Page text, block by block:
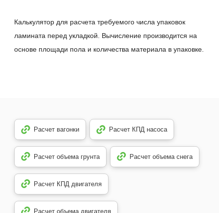
Калькулятор для расчета требуемого числа упаковок
ламината перед укладкой. Вычисление производится на
основе площади пола и количества материала в упаковке.
Расчет вагонки Расчет КПД насоса
Расчет объема грунта Расчет объема снега
Расчет КПД двигателя
Расчет объема двигателя